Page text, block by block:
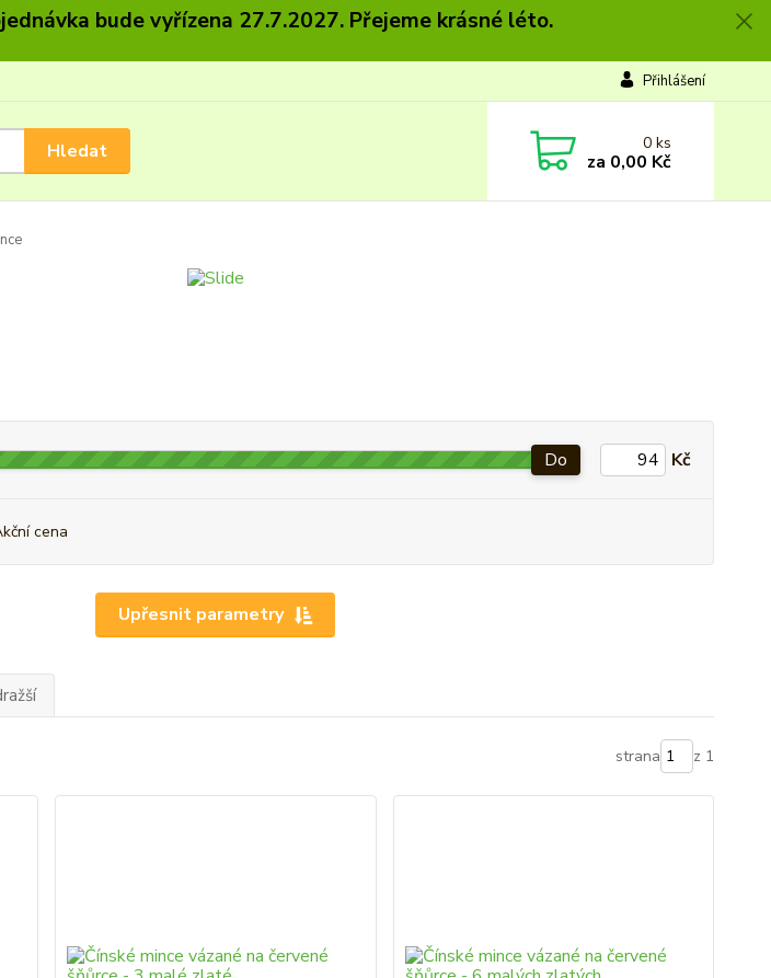
bude vyřízena 27.7.2027. Přejeme krásné léto.
Přihlášení
Hledat 0ks
za 0,00 Kč
Upřesnit parametry
Do Kč
cena
strana z 1